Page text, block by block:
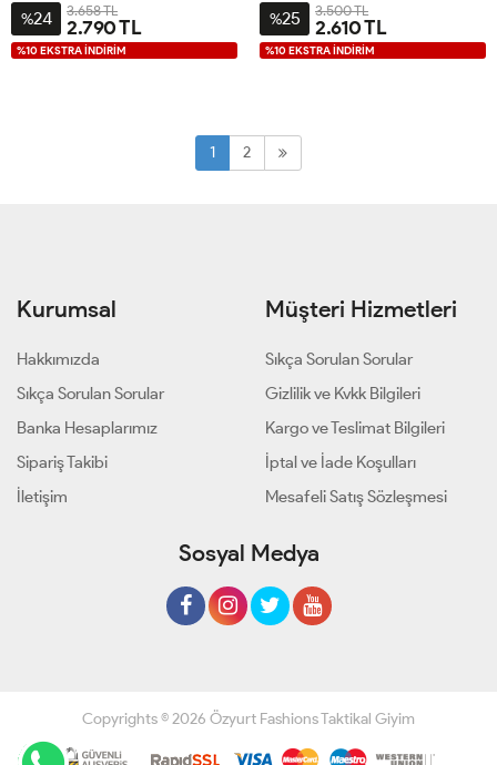
%24 3.658 TL
2.790 TL
%10 EKSTRA İNDİRİM
%25 3.500 TL
2.610 TL
%10 EKSTRA İNDİRİM
1 2
Kurumsal
Hakkımızda
Sıkça Sorulan Sorular
Banka Hesaplarımız
Sipariş Takibi
İletişim
Müşteri Hizmetleri
Sıkça Sorulan Sorular
Gizlilik ve Kvkk Bilgileri
Kargo ve Teslimat Bilgileri
İptal ve İade Koşulları
Mesafeli Satış Sözleşmesi
Sosyal Medya
Copyrights © 2026 Özyurt Fashions Taktikal Giyim